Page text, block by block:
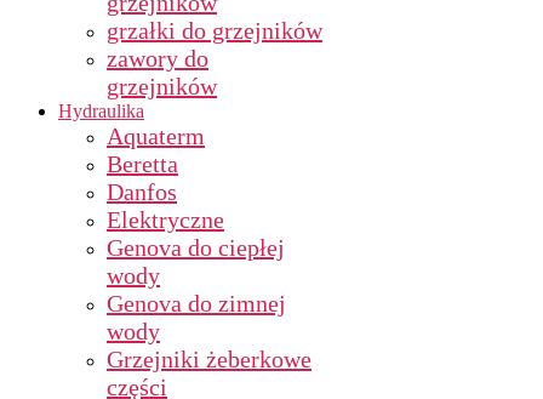
grzałki do grzejników
zawory do
grzejników
Hydraulika
Aquaterm
Beretta
Danfos
Elektryczne
Genova do ciepłej
wody
Genova do zimnej
wody
Grzejniki żeberkowe
części